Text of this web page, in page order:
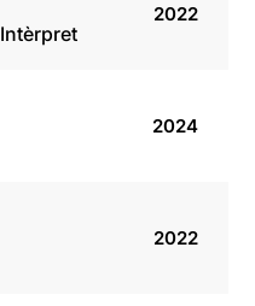
Intèrpret
2022
2024
2022